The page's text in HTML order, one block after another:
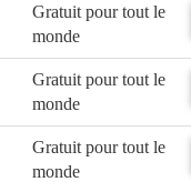
Gratuit pour tout le
monde
Gratuit pour tout le
monde
Gratuit pour tout le
monde